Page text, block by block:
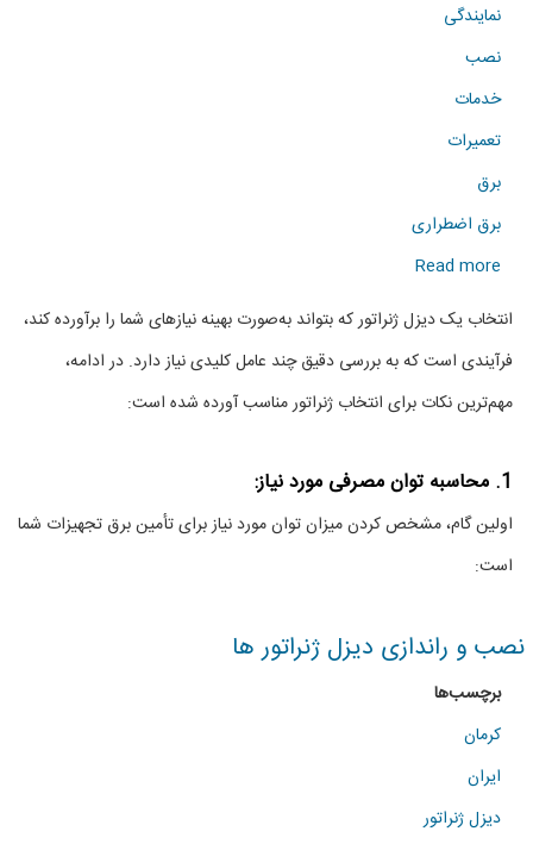
نمایندگی
نصب
خدمات
تعمیرات
برق
برق اضطراری
Read more
about
راهنمای
انتخاب
دیزل
مناسب
انتخاب یک دیزل ژنراتور که بتواند به‌صورت بهینه نیازهای شما را برآورده کند،
فرآیندی است که به بررسی دقیق چند عامل کلیدی نیاز دارد. در ادامه،
مهم‌ترین نکات برای انتخاب ژنراتور مناسب آورده شده است:
1. محاسبه توان مصرفی مورد نیاز:
اولین گام، مشخص کردن میزان توان مورد نیاز برای تأمین برق تجهیزات شما
است:
نصب و راندازی دیزل ژنراتور ها
برچسب‌ها
کرمان
ایران
دیزل ژنراتور